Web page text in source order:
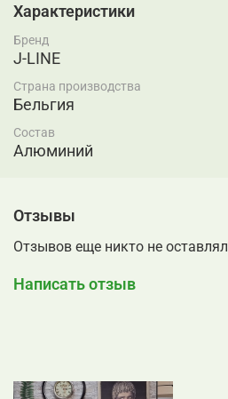
Характеристики
Бренд
J-LINE
Страна производства
Бельгия
Состав
Алюминий
Отзывы
Отзывов еще никто не оставлял
Написать отзыв